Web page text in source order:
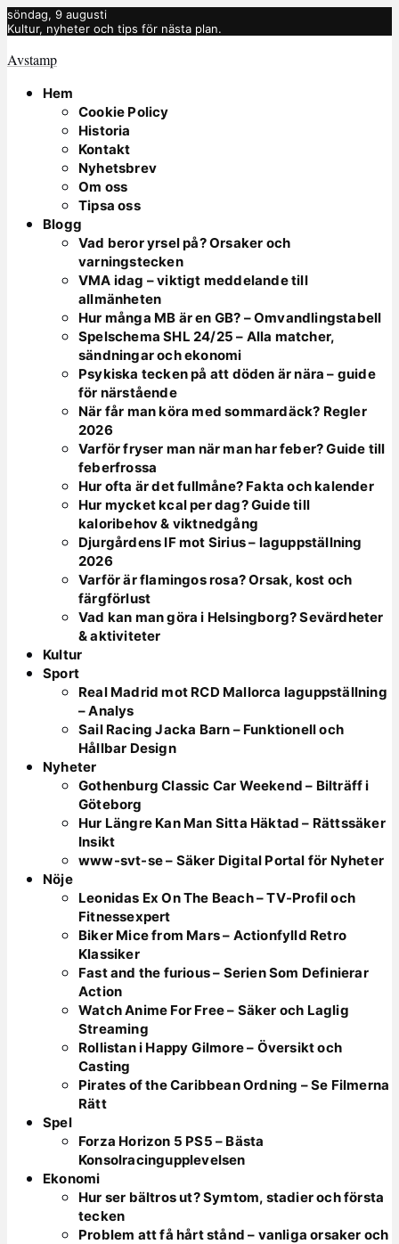
söndag, 9 augusti
Kultur, nyheter och tips för nästa plan.
Avstamp
Hem
Cookie Policy
Historia
Kontakt
Nyhetsbrev
Om oss
Tipsa oss
Blogg
Vad beror yrsel på? Orsaker och
varningstecken
VMA idag – viktigt meddelande till
allmänheten
Hur många MB är en GB? – Omvandlingstabell
Spelschema SHL 24/25 – Alla matcher,
sändningar och ekonomi
Psykiska tecken på att döden är nära – guide
för närstående
När får man köra med sommardäck? Regler
2026
Varför fryser man när man har feber? Guide till
feberfrossa
Hur ofta är det fullmåne? Fakta och kalender
Hur mycket kcal per dag? Guide till
kaloribehov & viktnedgång
Djurgårdens IF mot Sirius – laguppställning
2026
Varför är flamingos rosa? Orsak, kost och
färgförlust
Vad kan man göra i Helsingborg? Sevärdheter
& aktiviteter
Kultur
Sport
Real Madrid mot RCD Mallorca laguppställning
– Analys
Sail Racing Jacka Barn – Funktionell och
Hållbar Design
Nyheter
Gothenburg Classic Car Weekend – Bilträff i
Göteborg
Hur Längre Kan Man Sitta Häktad – Rättssäker
Insikt
www-svt-se – Säker Digital Portal för Nyheter
Nöje
Leonidas Ex On The Beach – TV-Profil och
Fitnessexpert
Biker Mice from Mars – Actionfylld Retro
Klassiker
Fast and the furious – Serien Som Definierar
Action
Watch Anime For Free – Säker och Laglig
Streaming
Rollistan i Happy Gilmore – Översikt och
Casting
Pirates of the Caribbean Ordning – Se Filmerna
Rätt
Spel
Forza Horizon 5 PS5 – Bästa
Konsolracingupplevelsen
Ekonomi
Hur ser bältros ut? Symtom, stadier och första
tecken
Problem att få hårt stånd – vanliga orsaker och